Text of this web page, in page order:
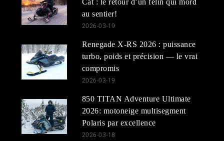
au sentier!
2026-03-19
Renegade X-RS 2026 : puissance
turbo, poids et précision — le vrai
compromis
2026-03-19
850 TITAN Adventure Ultimate
2026: motoneige multisegment
Polaris par excellence
2026-03-18